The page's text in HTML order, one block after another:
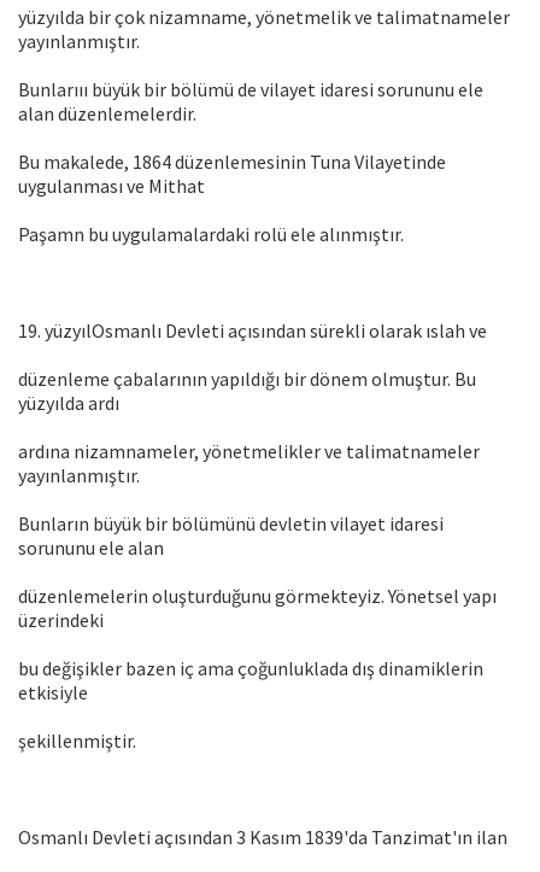
yüzyılda bir çok nizamname, yönetmelik ve talimatnameler
yayınlanmıştır.
Bunlarııı büyük bir bölümü de vilayet idaresi sorununu ele
alan düzenlemelerdir.
Bu makalede, 1864 düzenlemesinin Tuna Vilayetinde
uygulanması ve Mithat
Paşamn bu uygulamalardaki rolü ele alınmıştır.
19. yüzyılOsmanlı Devleti açısından sürekli olarak ıslah ve
düzenleme çabalarının yapıldığı bir dönem olmuştur. Bu
yüzyılda ardı
ardına nizamnameler, yönetmelikler ve talimatnameler
yayınlanmıştır.
Bunların büyük bir bölümünü devletin vilayet idaresi
sorununu ele alan
düzenlemelerin oluşturduğunu görmekteyiz. Yönetsel yapı
üzerindeki
bu değişikler bazen iç ama çoğunluklada dış dinamiklerin
etkisiyle
şekillenmiştir.
Osmanlı Devleti açısından 3 Kasım 1839'da Tanzimat'ın ilan